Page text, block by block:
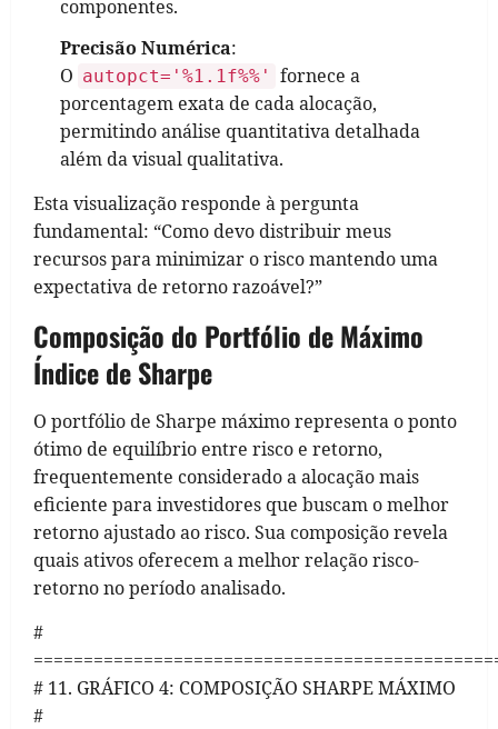
componentes.
Precisão Numérica:
O autopct='%1.1f%%'
fornece a
porcentagem exata de cada alocação,
permitindo análise quantitativa detalhada
além da visual qualitativa.
Esta visualização responde à pergunta
fundamental: “Como devo distribuir meus
recursos para minimizar o risco mantendo uma
expectativa de retorno razoável?”
Composição do Portfólio de Máximo
Índice de Sharpe
O portfólio de Sharpe máximo representa o ponto
ótimo de equilíbrio entre risco e retorno,
frequentemente considerado a alocação mais
eficiente para investidores que buscam o melhor
retorno ajustado ao risco. Sua composição revela
quais ativos oferecem a melhor relação risco-
retorno no período analisado.
#
# 11. GRÁFICO 4: COMPOSIÇÃO SHARPE MÁXIMO
#